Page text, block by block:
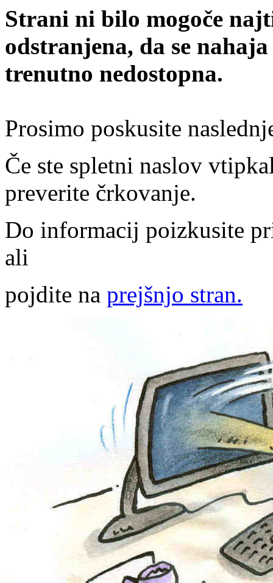
Strani ni bilo mogoče
odstranjena, da se
trenutno nedostopna.
Prosimo poskusite
Če ste spletni naslov
preverite črkovanje.
Do informacij poizkusite
ali
pojdite na prejšnjo stran.